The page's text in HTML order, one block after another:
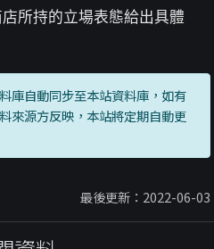
所持的立場表態給出具體
庫自動同步至本站資料庫，如有
來源方反映，本站將定期自動更
最後更新：2022-06-03